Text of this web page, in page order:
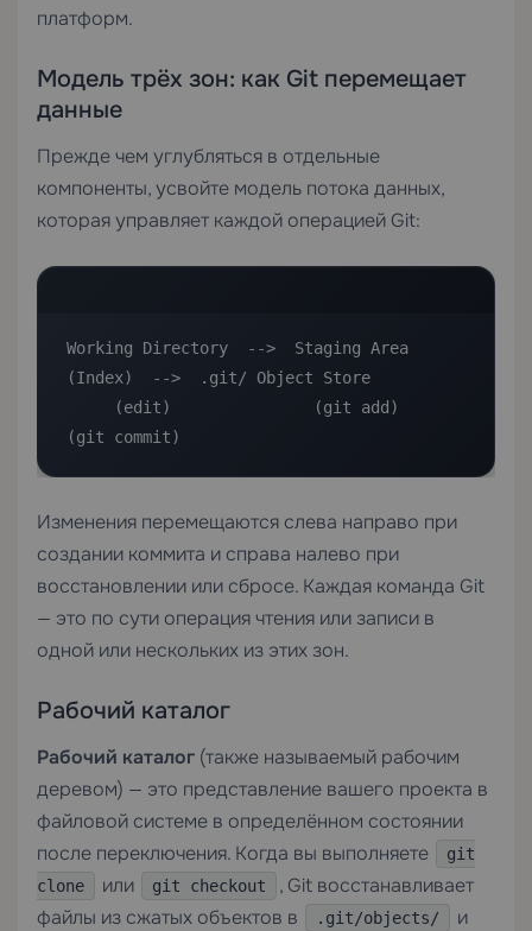
платформ.
Модель трёх зон: как Git перемещает
данные
Прежде чем углубляться в отдельные
компоненты, усвойте модель потока данных,
которая управляет каждой операцией Git:
Working Directory  -->  Staging Area
(Index)  -->  .git/ Object Store
(git commit)
Изменения перемещаются слева направо при
создании коммита и справа налево при
восстановлении или сбросе. Каждая команда Git
— это по сути операция чтения или записи в
одной или нескольких из этих зон.
Рабочий каталог
Рабочий каталог (также называемый рабочим
деревом) — это представление вашего проекта в
файловой системе в определённом состоянии
после переключения. Когда вы выполняете
git
clone
или git checkout
, Git восстанавливает
файлы из сжатых объектов в
.git/objects/
и